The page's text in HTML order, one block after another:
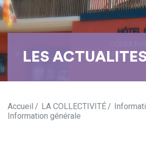
LES
Accueil LA COLLECTIVITÉ
Information générale